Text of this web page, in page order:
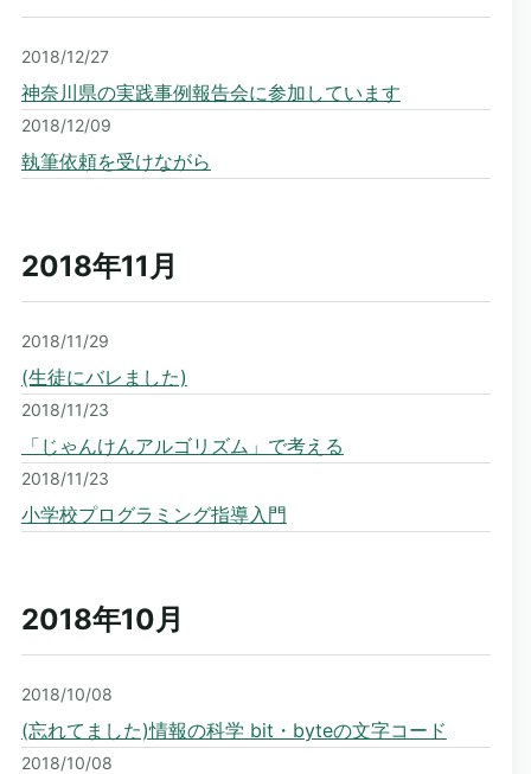
2018/12/27
神奈川県の実践事例報告会に参加しています
2018/12/09
執筆依頼を受けながら
2018年11 月
2018/11/29
(生徒にバレました)
2018/11/23
「じゃんけんアルゴリズム」で考える
2018/11/23
小学校プログラミング指導入門
2018年10月
2018/10/08
(忘れてました)情報の科学 bit・byteの文字コード
2018/10/08